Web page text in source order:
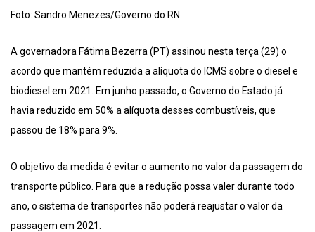
Foto: Sandro Menezes/Governo do RN
A governadora Fátima Bezerra (PT) assinou nesta terça (29) o
acordo que mantém reduzida a alíquota do ICMS sobre o diesel e
biodiesel em 2021. Em junho passado, o Governo do Estado já
havia reduzido em 50% a alíquota desses combustíveis, que
passou de 18% para 9%.
O objetivo da medida é evitar o aumento no valor da passagem do
transporte público. Para que a redução possa valer durante todo
ano, o sistema de transportes não poderá reajustar o valor da
passagem em 2021.